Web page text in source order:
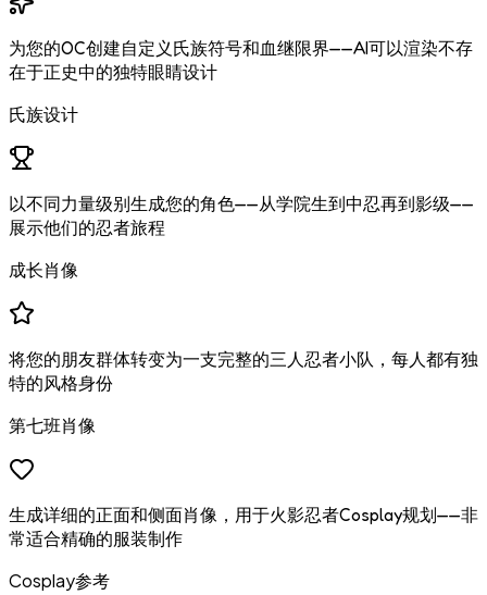
为您的OC创建自定义氏族符号和血继限界——AI可以渲染不存
在于正史中的独特眼睛设计
氏族设计
以不同力量级别生成您的角色——从学院生到中忍再到影级——
展示他们的忍者旅程
成长肖像
将您的朋友群体转变为一支完整的三人忍者小队，每人都有独
特的风格身份
第七班肖像
生成详细的正面和侧面肖像，用于火影忍者Cosplay规划——非
常适合精确的服装制作
Cosplay参考